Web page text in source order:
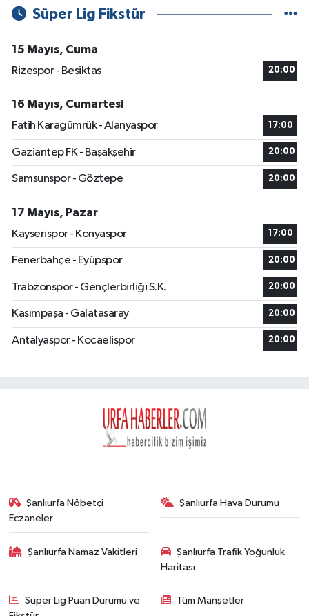
Süper Lig Fikstür
15 Mayıs, Cuma
Rizespor - Beşiktaş
20:00
16 Mayıs, Cumartesi
Fatih Karagümrük - Alanyaspor
17:00
Gaziantep FK - Başakşehir 20:00
Samsunspor - Göztepe 20:00
17 Mayıs, Pazar
Kayserispor - Konyaspor
17:00
Fenerbahçe - Eyüpspor 20:00
Trabzonspor - Gençlerbirliği S.K. 20:00
Kasımpaşa - Galatasaray 20:00
Antalyaspor - Kocaelispor 20:00
Şanlıurfa Nöbetçi
Eczaneler
Şanlıurfa Hava Durumu
Şanlıurfa Namaz Vakitleri
Şanlıurfa Trafik Yoğunluk
Haritası
Süper Lig Puan Durumu ve
Tüm Manşetler